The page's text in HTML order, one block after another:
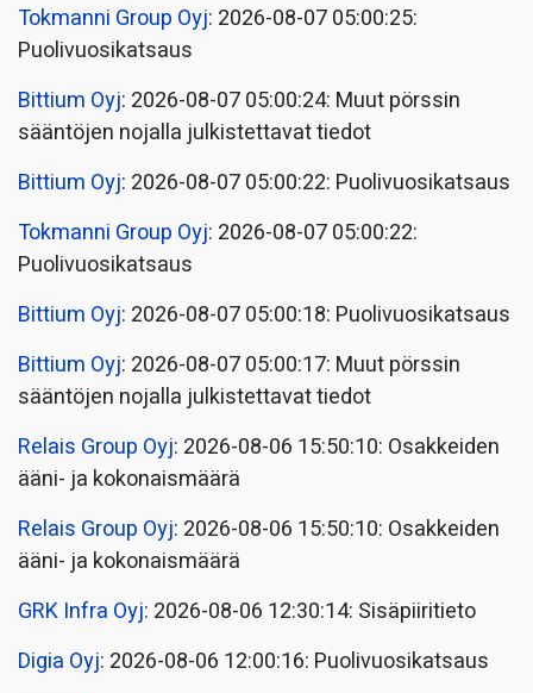
Tokmanni Group Oyj: 2026-08-07 05:00:25:
Puolivuosikatsaus
Bittium Oyj: 2026-08-07 05:00:24: Muut pörssin
sääntöjen nojalla julkistettavat tiedot
Bittium Oyj: 2026-08-07 05:00:22: Puolivuosikatsaus
Tokmanni Group Oyj: 2026-08-07 05:00:22:
Puolivuosikatsaus
Bittium Oyj: 2026-08-07 05:00:18: Puolivuosikatsaus
Bittium Oyj: 2026-08-07 05:00:17: Muut pörssin
sääntöjen nojalla julkistettavat tiedot
Relais Group Oyj: 2026-08-06 15:50:10: Osakkeiden
ääni- ja kokonaismäärä
Relais Group Oyj: 2026-08-06 15:50:10: Osakkeiden
ääni- ja kokonaismäärä
GRK Infra Oyj: 2026-08-06 12:30:14: Sisäpiiritieto
Digia Oyj: 2026-08-06 12:00:16: Puolivuosikatsaus